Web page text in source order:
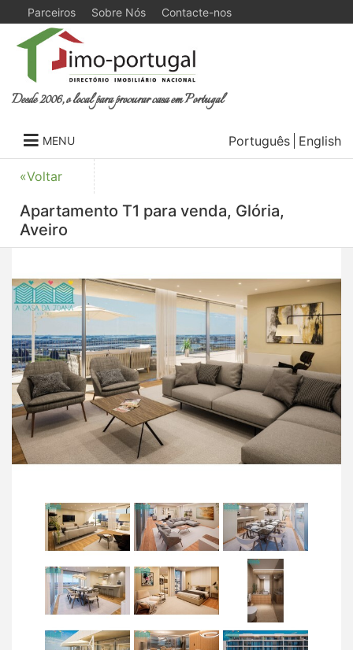
Parceiros Sobre Nós Contacte-nos
Desde 2006, o local para procurar casa em Portugal
MENU Português English
«Voltar
Apartamento T1 para venda, Glória,
Aveiro